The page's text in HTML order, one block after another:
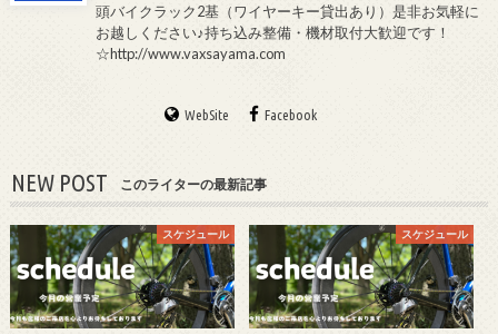
頭バイクラック2基（ワイヤーキー貸出あり）是非お気軽に
お越しください♪持ち込み整備・機材取付大歓迎です！
☆http://www.vaxsayama.com
WebSite Facebook
NEW POST このライターの最新記事
スケジュール スケジュール